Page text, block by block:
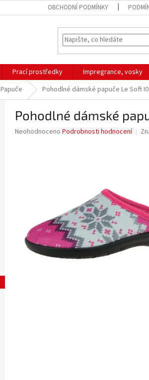
OBCHODNÍ PODMÍNKY
Prací prostředky Impregrance, vosky
Papuče Pohodlné dámské papuče Le Soft
Pohodlné dámské
Průměrné
Neohodnoceno Podrobnosti hodnocení